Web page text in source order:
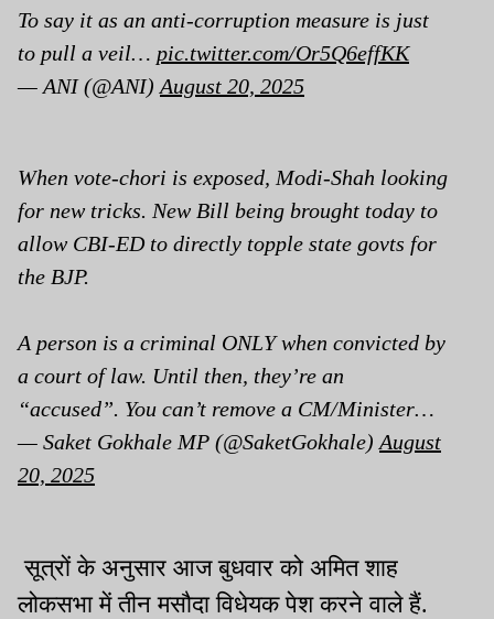
To say it as an anti-corruption measure is just
to pull a veil… pic.twitter.com/Or5Q6effKK
— ANI (@ANI) August 20, 2025
When vote-chori is exposed, Modi-Shah looking
for new tricks. New Bill being brought today to
allow CBI-ED to directly topple state govts for
the BJP.
A person is a criminal ONLY when convicted by
a court of law. Until then, they’re an
“accused”. You can’t remove a CM/Minister…
— Saket Gokhale MP (@SaketGokhale) August
20, 2025
सूत्रों के अनुसार आज बुधवार को अमित शाह
लोकसभा में तीन मसौदा विधेयक पेश करने वाले हैं.